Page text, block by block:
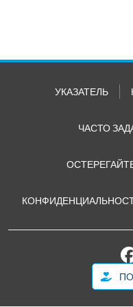
УКАЗАТЕЛЬ
ЧАСТО